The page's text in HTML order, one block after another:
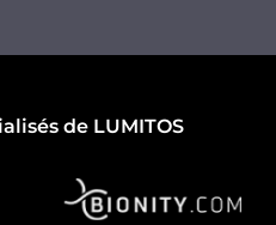
de LUMITOS